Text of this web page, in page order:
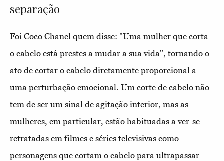
separação
Foi Coco Chanel quem disse: "Uma mulher que corta
o cabelo está prestes a mudar a sua vida", tornando o
ato de cortar o cabelo diretamente proporcional a
uma perturbação emocional. Um corte de cabelo não
tem de ser um sinal de agitação interior, mas as
mulheres, em particular, estão habituadas a ver-se
retratadas em filmes e séries televisivas como
personagens que cortam o cabelo para ultrapassar